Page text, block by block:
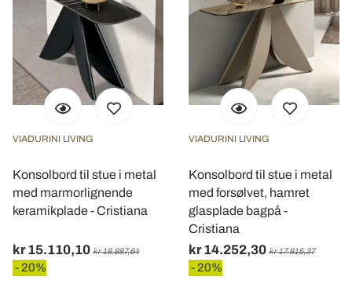
VIADURINI LIVING
Konsolbord til stue i metal
med marmorlignende
keramikplade - Cristiana
kr 15.110,10 kr 18.887,64
- 20%
VIADURINI LIVING
Konsolbord til stue i metal
med forsølvet, hamret
glasplade bagpå -
Cristiana
kr 14.252,30 kr 17.815,37
- 20%